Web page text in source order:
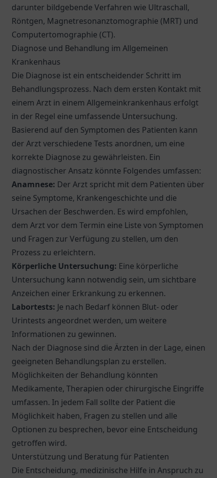
darunter bildgebende Verfahren wie Ultraschall,
Röntgen, Magnetresonanztomographie (MRT) und
Computertomographie (CT).
Diagnose und Behandlung im Allgemeinen
Krankenhaus
Die Diagnose ist ein entscheidender Schritt im
Behandlungsprozess. Nach dem ersten Kontakt mit
einem Arzt in einem Allgemeinkrankenhaus erfolgt
in der Regel eine umfassende Untersuchung.
Basierend auf den Symptomen des Patienten kann
der Arzt verschiedene Tests anordnen, um eine
korrekte Diagnose zu gewährleisten. Ein
diagnostischer Ansatz könnte Folgendes umfassen:
Anamnese: Der Arzt spricht mit dem Patienten über
seine Symptome, Krankengeschichte und die
Ursachen der Beschwerden. Es wird empfohlen,
dem Arzt vor dem Termin eine Liste von Symptomen
und Fragen zur Verfügung zu stellen, um den
Prozess zu erleichtern.
Körperliche Untersuchung: Eine körperliche
Untersuchung kann notwendig sein, um sichtbare
Anzeichen einer Erkrankung zu erkennen.
Labortests: Je nach Bedarf können Blut- oder
Urintests angeordnet werden, um weitere
Informationen zu gewinnen.
Nach der Diagnose sind die Ärzten in der Lage, einen
geeigneten Behandlungsplan zu erstellen.
Möglichkeiten der Behandlung könnten
Medikamente, Therapien oder chirurgische Eingriffe
umfassen. In jedem Fall sollte der Patient die
Möglichkeit haben, Fragen zu stellen und alle
Optionen zu besprechen, bevor eine Entscheidung
getroffen wird.
Unterstützung und Beratung für Patienten
Die Entscheidung, medizinische Hilfe in Anspruch zu